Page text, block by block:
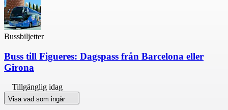
Bussbiljetter
Buss till Figueres: Dagspass från Barcelona eller
Girona
Tillgänglig idag
Visa vad som ingår